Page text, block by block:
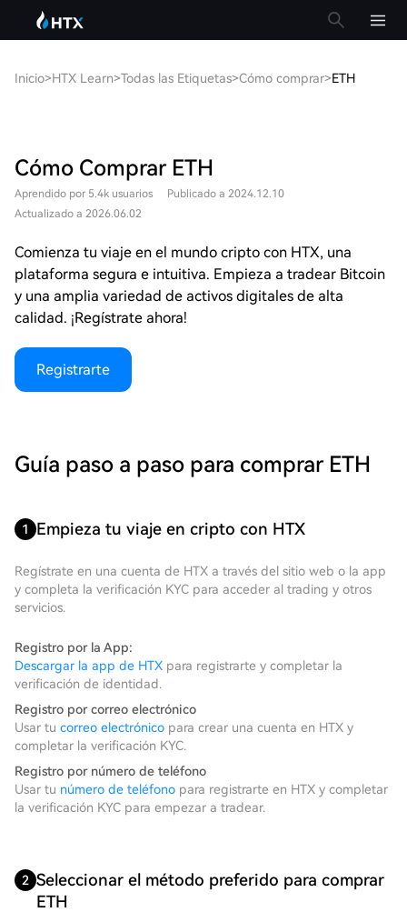
Inicio>HTX Learn>Todas las Etiquetas>Cómo comprar>ETH
Cómo Comprar ETH
Aprendido por 5.4k usuarios
Publicado a 2024.12.10
Actualizado a 2026.06.02
Comienza tu viaje en el mundo cripto con HTX, una
plataforma segura e intuitiva. Empieza a tradear Bitcoin
y una amplia variedad de activos digitales de alta
calidad. ¡Regístrate ahora!
Registrarte
Guía paso a paso para comprar ETH
1 Empieza tu viaje en cripto con HTX
Regístrate en una cuenta de HTX a través del sitio web o la app
y completa la verificación KYC para acceder al trading y otros
servicios.
Registro por la App:
Descargar la app de HTX para registrarte y completar la
verificación de identidad.
Registro por correo electrónico
Usar tu correo electrónico para crear una cuenta en HTX y
completar la verificación KYC.
Registro por número de teléfono
Usar tu número de teléfono para registrarte en HTX y completar
la verificación KYC para empezar a tradear.
2 Seleccionar el método preferido para comprar
ETH